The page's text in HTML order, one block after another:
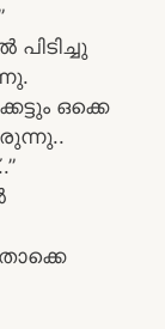
പിടിച്ചു
ഒക്കെ